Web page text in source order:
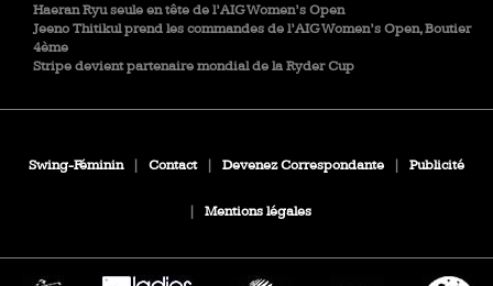
Haeran Ryu seule en tête de l’AIG Women’s Open
Jeeno Thitikul prend les commandes de l’AIG Women’s Open, Boutier
4ème
Stripe devient partenaire mondial de la Ryder Cup
Swing-Féminin | Contact | Devenez Correspondante | Publicité
| Mentions légales